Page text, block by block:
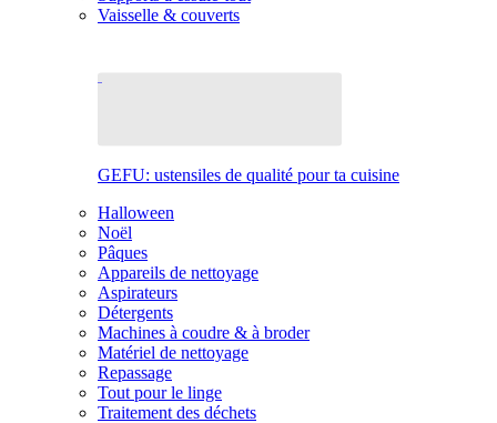
Vaisselle & couverts
GEFU: ustensiles de qualité pour ta cuisine
Halloween
Noël
Pâques
Appareils de nettoyage
Aspirateurs
Détergents
Machines à coudre & à broder
Matériel de nettoyage
Repassage
Tout pour le linge
Traitement des déchets